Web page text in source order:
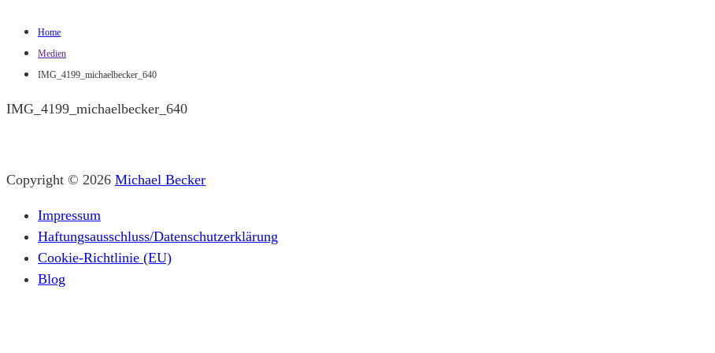
Home
Medien
IMG_4199_michaelbecker_640
IMG_4199_michaelbecker_640
Copyright © 2026 Michael Becker
Impressum
Haftungsausschluss/Datenschutzerklärung
Cookie-Richtlinie (EU)
Blog